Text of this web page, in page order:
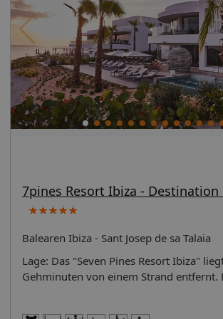
Bowlingbahn - Badminton - Squash -
Katamaran - Segeln - Kanu -
Wellenreiten/Surfen - Windsurfen -
- Radsport - Fahrradkeller -
Range - Reiten Unterhaltung: - Erwachsenenanimation
Wellness: - Spa - Massagen Tipps & Hinweise: - Kurtaxe
- Haustiere erlaubt
MasterCard - Visa - American Express -
7pines Resort Ibiza - Destination
Balearen Ibiza - Sant Josep de sa Talaia
Lage: Das "Seven Pines Resort Ibiza"
Gehminuten von einem Strand entfernt.
zentralen Lage in Cala Codolar ist das